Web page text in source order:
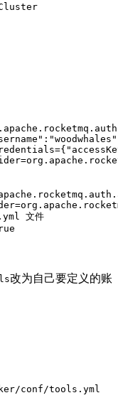
=
=
=
文件
改为自己要定义的账
conf/tools.yml